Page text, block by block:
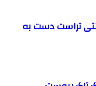
آنتی تراست دست به